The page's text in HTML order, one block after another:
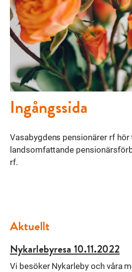
Ingångssida
Vasabygdens pensionärer rf
landsomfattande
rf.
Aktuellt
Nykarlebyresa 10.11.2022
Vi besöker Nykarleby och våra